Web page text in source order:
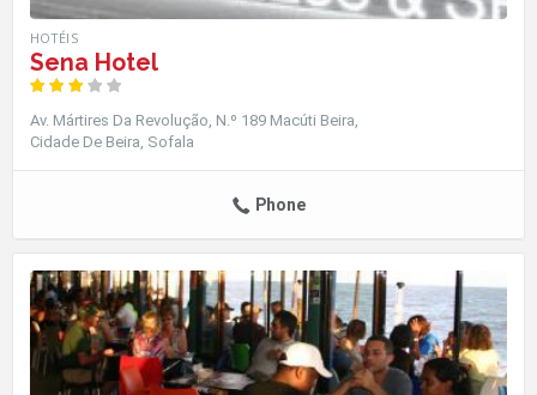
HOTÉIS
Sena Hotel
Av. Mártires Da Revolução, N.º 189 Macúti Beira
Cidade De Beira Sofala
Phone